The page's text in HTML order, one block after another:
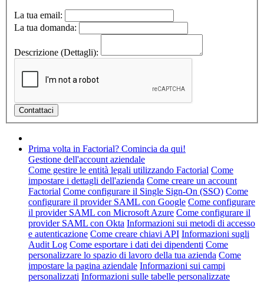
La tua email:
La tua domanda:
Descrizione (Dettagli):
Prima volta in Factorial? Comincia da qui!
Gestione dell'account aziendale
Come gestire le entità legali utilizzando Factorial Come
impostare i dettagli dell'azienda Come creare un account
Factorial Come configurare il Single Sign-On (SSO) Come
configurare il provider SAML con Google Come configurare
il provider SAML con Microsoft Azure Come configurare il
provider SAML con Okta Informazioni sui metodi di accesso
e autenticazione Come creare chiavi API Informazioni sugli
Audit Log Come esportare i dati dei dipendenti Come
personalizzare lo spazio di lavoro della tua azienda Come
impostare la pagina aziendale Informazioni sui campi
personalizzati Informazioni sulle tabelle personalizzate